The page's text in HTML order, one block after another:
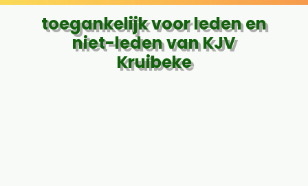
toegankelijk voor leden en
niet-leden van KJV
Kruibeke